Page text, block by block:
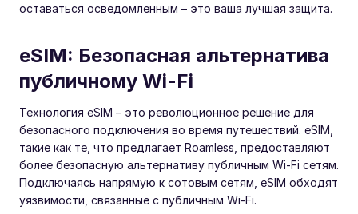
оставаться осведомленным – это ваша лучшая защита.
eSIM: Безопасная альтернатива
публичному Wi-Fi
Технология eSIM – это революционное решение для
безопасного подключения во время путешествий. eSIM,
такие как те, что предлагает Roamless, предоставляют
более безопасную альтернативу публичным Wi-Fi сетям.
Подключаясь напрямую к сотовым сетям, eSIM обходят
уязвимости, связанные с публичным Wi-Fi.